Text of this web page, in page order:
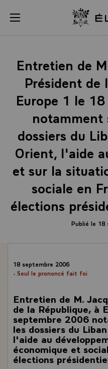
menu
Entretien de
Président de
Europe 1 le
notamment
dossiers du
Orient, l'aide
et sur la
sociale en
élections
Publié le 18
18 septembre 2006
- Seul le prononcé fait foi
Entretien de M.
de la République, à
septembre 2006
les dossiers du
l'aide au
économique et
élections
Panneau de gestion des